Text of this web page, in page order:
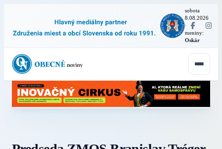
sobota
8.08.2026
·
meniny:
Oskár